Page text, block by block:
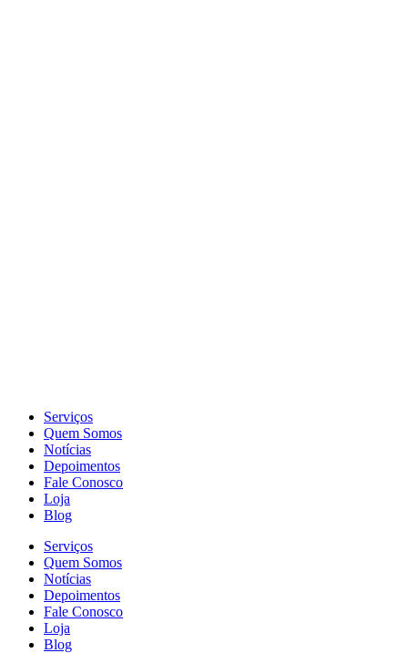
Serviços
Quem Somos
Notícias
Depoimentos
Fale Conosco
Loja
Blog
Serviços
Quem Somos
Notícias
Depoimentos
Fale Conosco
Loja
Blog